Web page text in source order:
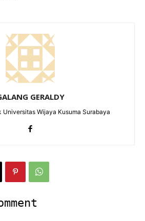
GERALDY
Universitas Wijaya Kusuma Surabaya